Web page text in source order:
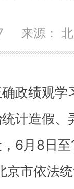
来源： 北
政绩观
计造假
6月8日
京市依法